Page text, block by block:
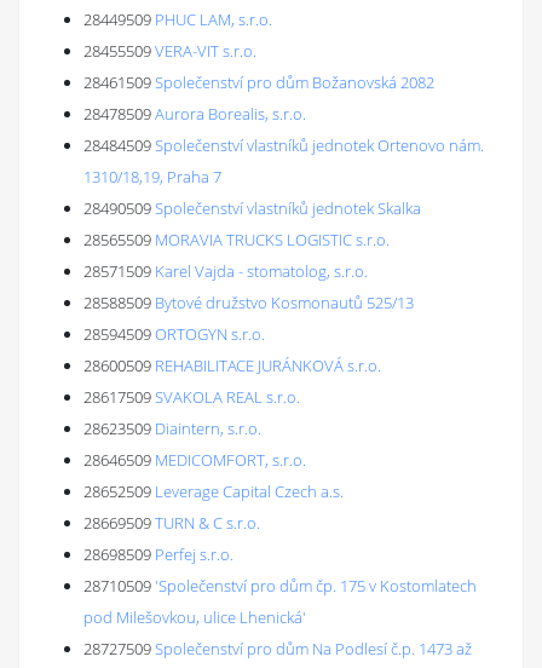
28449509 PHUC LAM, s.r.o.
28455509VERA-VIT s.r.o.
28461509Společenství pro dům Božanovská 2082
28478509Aurora Borealis, s.r.o.
28484509Společenství vlastníků jednotek Ortenovo nám.
1310/18,19, Praha 7
28490509Společenství vlastníků jednotek Skalka
28565509 MORAVIA TRUCKS LOGISTIC s.r.o.
28571509 Karel Vajda - stomatolog, s.r.o.
28588509 Bytové družstvo Kosmonautů 525/13
28594509ORTOGYN s.r.o.
28600509 REHABILITACE JURÁNKOVÁ s.r.o.
28617509SVAKOLA REAL s.r.o.
28623509 Diaintern, s.r.o.
28646509 MEDICOMFORT, s.r.o.
28652509 Leverage Capital Czech a.s.
28669509TURN & C s.r.o.
28698509 Perfej s.r.o.
28710509'Společenství pro dům čp. 175 v Kostomlatech
pod Milešovkou, ulice Lhenická'
28727509Společenství pro dům Na Podlesí č.p. 1473 až